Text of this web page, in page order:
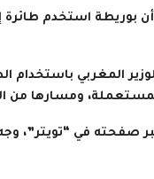
استخدم طائرة
المغربي باستخدام
ومسارها من
في “تويتر”، وجه